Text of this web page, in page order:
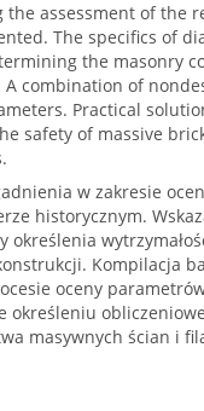
the assessment of
The specifics of
the masonry
combination of
Practical
safety of massive
w zakresie
historycznym.
określenia
Kompilacja
oceny
określeniu
masywnych ścian i